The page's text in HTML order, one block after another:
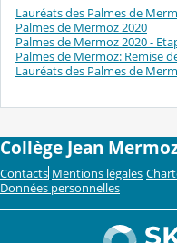
Lauréats des Palmes de
Palmes de Mermoz 2020
Palmes de Mermoz 2020 -
Palmes de Mermoz: Remise
Lauréats des Palmes de
Collège Jean
Contacts Mentions légales
Données personnelles